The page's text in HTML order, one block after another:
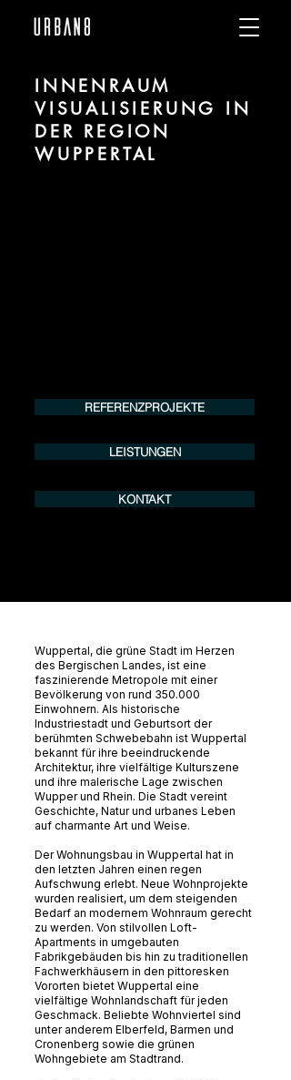
INNENRAUM
VISUALISIERUNG IN
DER REGION
WUPPERTAL
REFERENZPROJEKTE
LEISTUNGEN
KONTAKT
Wuppertal, die grüne Stadt im Herzen
des Bergischen Landes, ist eine
faszinierende Metropole mit einer
Bevölkerung von rund 350.000
Einwohnern. Als historische
Industriestadt und Geburtsort der
berühmten Schwebebahn ist Wuppertal
bekannt für ihre beeindruckende
Architektur, ihre vielfältige Kulturszene
und ihre malerische Lage zwischen
Wupper und Rhein. Die Stadt vereint
Geschichte, Natur und urbanes Leben
auf charmante Art und Weise.
Der Wohnungsbau in Wuppertal hat in
den letzten Jahren einen regen
Aufschwung erlebt. Neue Wohnprojekte
wurden realisiert, um dem steigenden
Bedarf an modernem Wohnraum gerecht
zu werden. Von stilvollen Loft-
Apartments in umgebauten
Fabrikgebäuden bis hin zu traditionellen
Fachwerkhäusern in den pittoresken
Vororten bietet Wuppertal eine
vielfältige Wohnlandschaft für jeden
Geschmack. Beliebte Wohnviertel sind
unter anderem Elberfeld, Barmen und
Cronenberg sowie die grünen
Wohngebiete am Stadtrand.